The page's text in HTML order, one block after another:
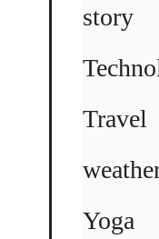
story
Travel
Yoga